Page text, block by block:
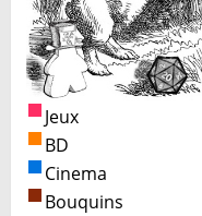
Jeux
BD
Cinema
Bouquins